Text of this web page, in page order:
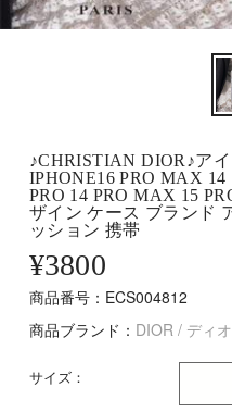
♪CHRISTIAN DIOR♪ア
IPHONE16 PRO MAX
PRO 14 PRO MAX 15
ザイン ケース ブランド
ッション 携帯
¥3800
商品番号：ECS004812
商品ブランド： DIOR / ディ
サイズ：